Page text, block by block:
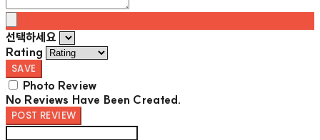
선택하세요
Rating
SAVE
Photo Review
No Reviews Have Been Created.
POST REVIEW